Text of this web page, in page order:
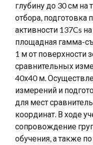
глубину до 30 см на
отбора, подготовка
активности 137Cs
площадная гамма-
1 м от поверхности
сравнительных
40х40 м.
измерений и
для мест
координат. В ходе
сопровождение
обучения, а также